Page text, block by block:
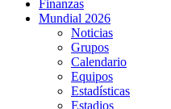
Finanzas
Mundial 2026
Noticias
Grupos
Calendario
Equipos
Estadísticas
Estadios